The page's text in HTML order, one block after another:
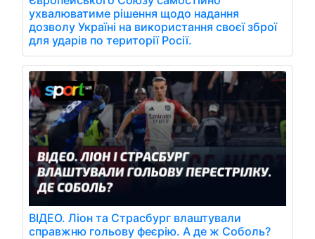
ухвалюватиме рішення щодо надання
дозволу Україні на використання своєї зброї
для ударів по території Росії.
ВІДЕО. Ліон та Страсбург влаштували
справжню гольову феєрію. А де ж Соболь?